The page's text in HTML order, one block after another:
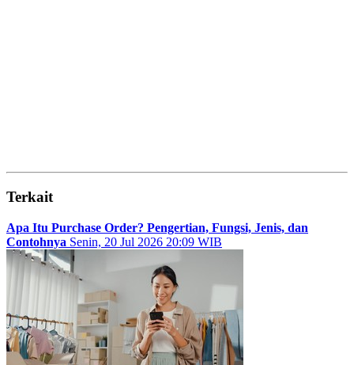
Terkait
Apa Itu Purchase Order? Pengertian, Fungsi, Jenis, dan
Contohnya Senin, 20 Jul 2026 20:09 WIB